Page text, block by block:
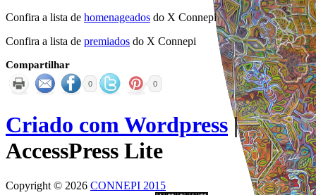
Confira a lista de homenageados do X Connepi
Confira a lista de premiados do X Connepi
Compartilhar
0 0
Criado com Wordpress |
AccessPress Lite
Copyright © 2026 CONNEPI 2015